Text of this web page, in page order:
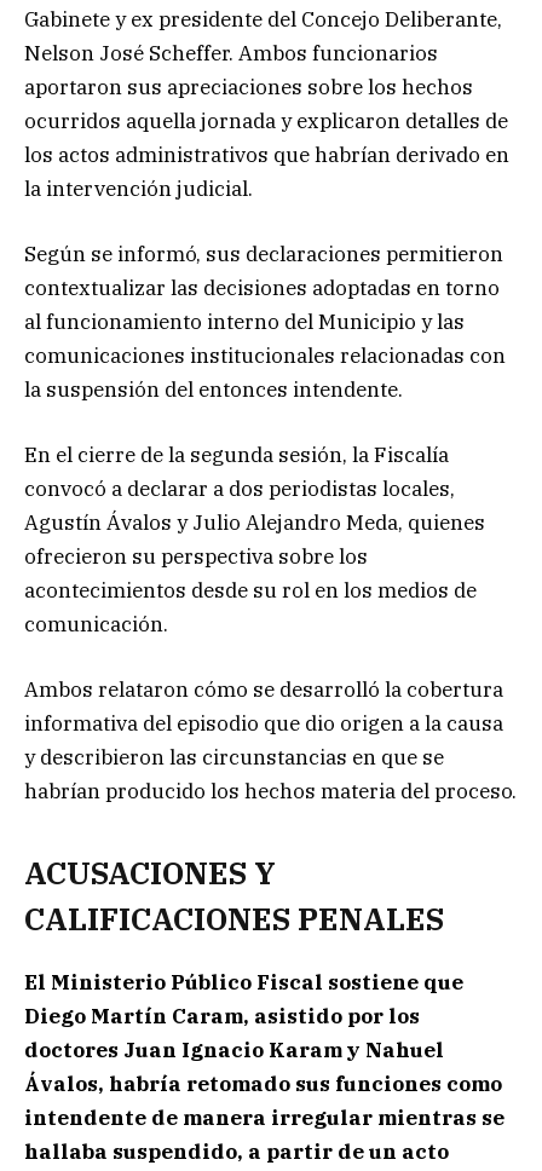
Gabinete y ex presidente del Concejo Deliberante,
Nelson José Scheffer. Ambos funcionarios
aportaron sus apreciaciones sobre los hechos
ocurridos aquella jornada y explicaron detalles de
los actos administrativos que habrían derivado en
la intervención judicial.
Según se informó, sus declaraciones permitieron
contextualizar las decisiones adoptadas en torno
al funcionamiento interno del Municipio y las
comunicaciones institucionales relacionadas con
la suspensión del entonces intendente.
En el cierre de la segunda sesión, la Fiscalía
convocó a declarar a dos periodistas locales,
Agustín Ávalos y Julio Alejandro Meda, quienes
ofrecieron su perspectiva sobre los
acontecimientos desde su rol en los medios de
comunicación.
Ambos relataron cómo se desarrolló la cobertura
informativa del episodio que dio origen a la causa
y describieron las circunstancias en que se
habrían producido los hechos materia del proceso.
ACUSACIONES Y
CALIFICACIONES PENALES
El Ministerio Público Fiscal sostiene que
Diego Martín Caram, asistido por los
doctores Juan Ignacio Karam y Nahuel
Ávalos, habría retomado sus funciones como
intendente de manera irregular mientras se
hallaba suspendido, a partir de un acto